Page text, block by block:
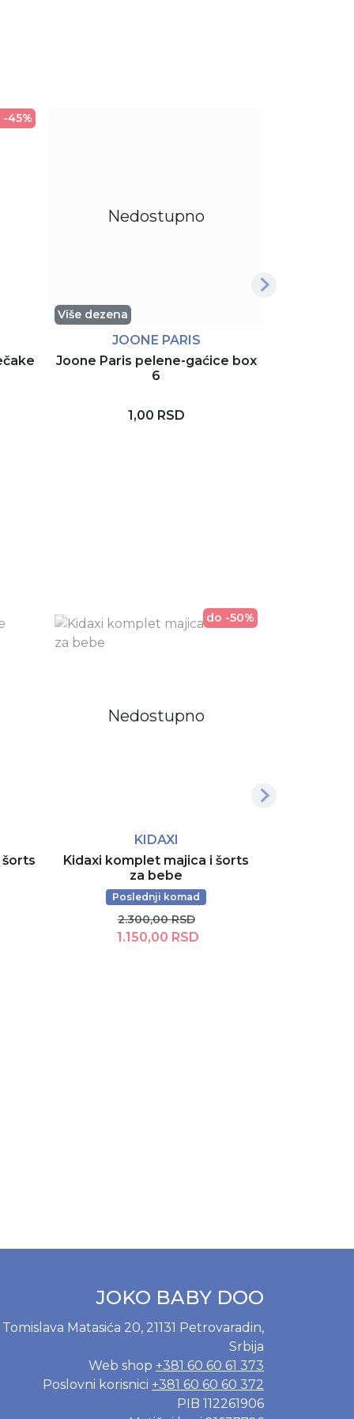
45%
Nedostupno
Više dezena
JOONE PARIS
Joone Paris pelene-gaćice box
6
1,00 RSD
do -50%
Nedostupno
KIDAXI
Kidaxi komplet majica i šorts
za bebe
Poslednji komad
2.300,00 RSD
1.150,00 RSD
JOKO BABY DOO
Tomislava Matasića 20, 21131 Petrovaradin,
Srbija
Web shop +381 60 60 61 373
Poslovni korisnici +381 60 60 60 372
PIB 112261906